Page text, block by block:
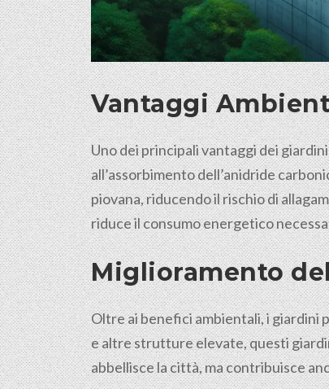
Vantaggi
Uno dei principali vantaggi dei
all’assorbimento dell’anidride
piovana, riducendo il rischio di
riduce il consumo energetico
Miglioramento
Oltre ai benefici ambientali, i giardini
e altre strutture elevate, questi
abbellisce la città, ma contribuisce